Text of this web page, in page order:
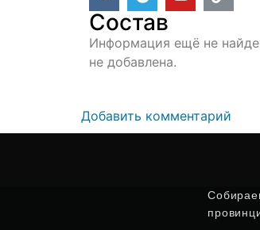
Состав
Информация ещё не
не добавлена.
Добавить комментарий